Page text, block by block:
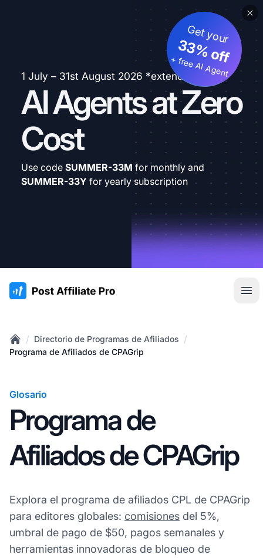
1 July – 31st August 2026 *extended
AI Agents at Zero
Cost
Get your
33% off
+ free AI Agent
Use code SUMMER-33M for monthly and
SUMMER-33Y for yearly subscription
:site.title
Home
/ Directorio de Programas de Afiliados /
Programa de Afiliados de CPAGrip
Glosario
Programa de
Afiliados de CPAGrip
Explora el programa de afiliados CPL de CPAGrip
para editores globales: comisiones del 5%,
umbral de pago de $50, pagos semanales y
herramientas innovadoras de bloqueo de